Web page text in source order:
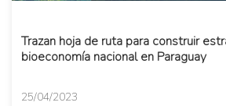
Trazan hoja de ruta para construir
bioeconomía nacional en Paraguay
25/04/2023